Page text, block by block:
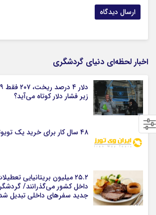
اخبار لحظه‌ای دنیای گردشگری
زیر فشار دلار کوتاه می‌آید؟
۴۸ سال کار برای خرید یک تویوتا کمری
۲۵.۲ میلیون بریتانیایی
داخل کشور می‌گذرانند/
جدید سفرهای داخلی تبدیل